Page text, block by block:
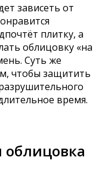
зависеть от
плитку, а
облицовку «на
Суть же
чтобы защитить
время.
облицовка